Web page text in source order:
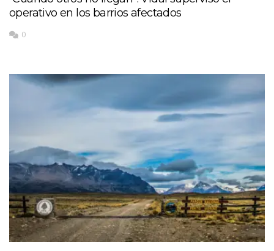
operativo en los barrios afectados
0